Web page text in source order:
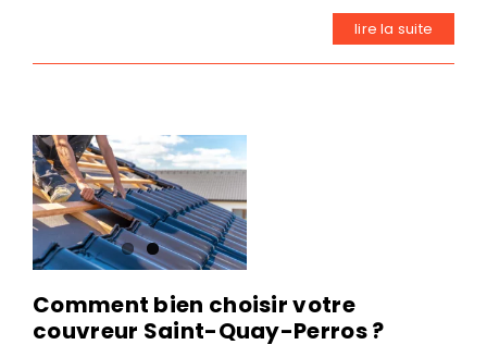
lire la suite
Comment bien choisir votre
couvreur Saint-Quay-Perros ?